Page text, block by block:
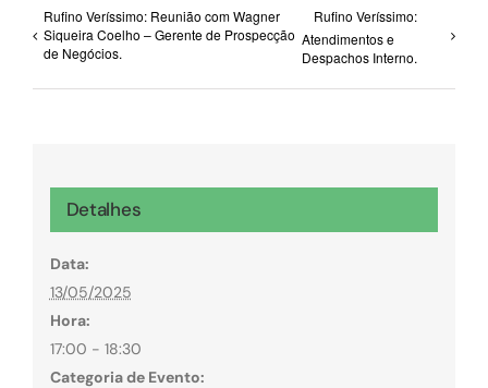
Rufino Veríssimo: Reunião com Wagner
Siqueira Coelho – Gerente de Prospecção
de Negócios.
Rufino Veríssimo:
Atendimentos e
Despachos Interno.
Detalhes
Data:
13/05/2025
Hora:
17:00 - 18:30
Categoria de Evento: